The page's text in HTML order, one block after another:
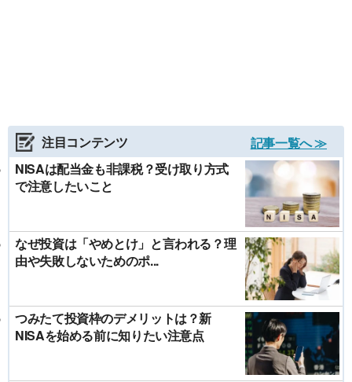
注目コンテンツ
記事一覧へ ≫
NISAは配当金も非課税？受け取り方式
で注意したいこと
なぜ投資は「やめとけ」と言われる？理
由や失敗しないためのポ...
つみたて投資枠のデメリットは？新
NISAを始める前に知りたい注意点